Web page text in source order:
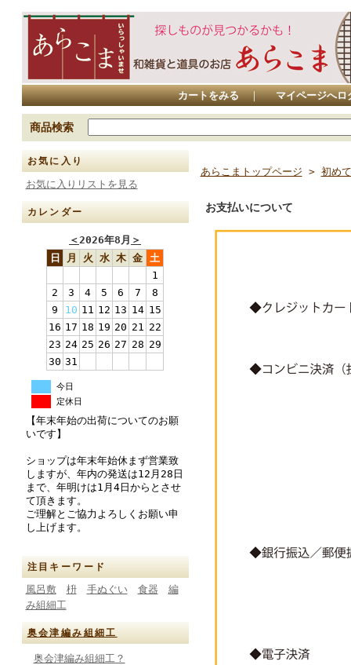
カートをみる ｜ マイページへロ
商品検索
お気に入り
お気に入りリストを見る
カレンダー
＜2026年8月 ＞
日
月 火 水 木 金 土
1
2
3 4 5 6 7
8
9
10 11 12 13 14 15
16 17 18 19 20 21 22
23 24 25 26 27 28 29
30 31
今日
定休日
【年末年始の出荷についてのお願
いです】
ショップは年末年始休まず営業致
しますが、年内の発送は12月28日
まで、年明けは1月4日からとさせ
て頂きます。
ご理解とご協力よろしくお願い申
し上げます。
注目キーワード
風呂敷 枡 手ぬぐい 食器
編
み組細工
奥会津編み組細工
奥会津編み組細工？
あらこまトップページ > 初め
お支払いについて